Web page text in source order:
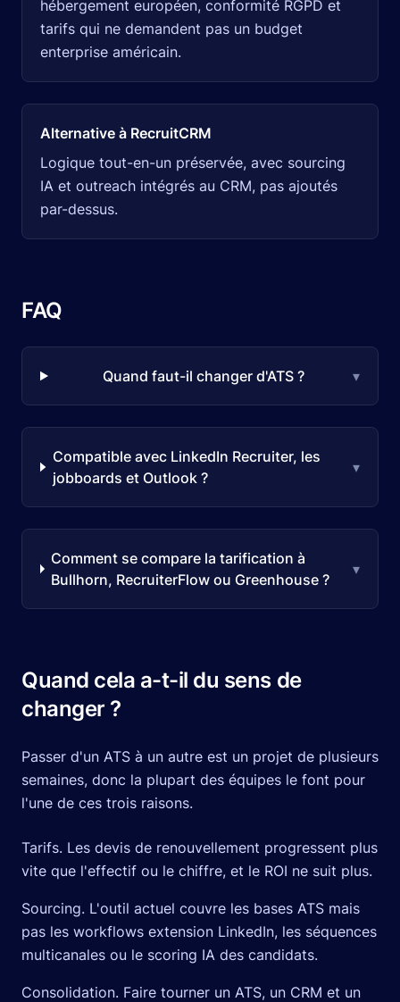
hébergement européen, conformité RGPD et
tarifs qui ne demandent pas un budget
enterprise américain.
Alternative à RecruitCRM
Logique tout-en-un préservée, avec sourcing
IA et outreach intégrés au CRM, pas ajoutés
par-dessus.
FAQ
Quand faut-il changer d'ATS ? ▾
Compatible avec LinkedIn Recruiter, les
jobboards et Outlook ?
▾
Comment se compare la tarification à
Bullhorn, RecruiterFlow ou Greenhouse ?
▾
Quand cela a-t-il du sens de
changer ?
Passer d'un ATS à un autre est un projet de plusieurs
semaines, donc la plupart des équipes le font pour
l'une de ces trois raisons.
Tarifs. Les devis de renouvellement progressent plus
vite que l'effectif ou le chiffre, et le ROI ne suit plus.
Sourcing. L'outil actuel couvre les bases ATS mais
pas les workflows extension LinkedIn, les séquences
multicanales ou le scoring IA des candidats.
Consolidation. Faire tourner un ATS, un CRM et un